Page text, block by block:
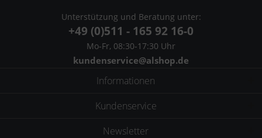
Unterstützung und Beratung unter:
+49 (0)511 - 165 92 16-0
Mo-Fr, 08:30-17:30 Uhr
kundenservice@alshop.de
Informationen
Kundenservice
Newsletter